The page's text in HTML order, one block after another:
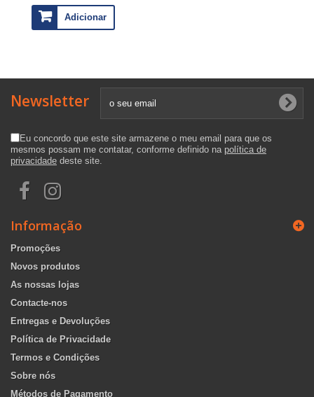
Adicionar
Newsletter
Eu concordo que este site armazene o meu email para que os
mesmos possam me contatar, conforme definido na política de
privacidade deste site.
Informação
Promoções
Novos produtos
As nossas lojas
Contacte-nos
Entregas e Devoluções
Política de Privacidade
Termos e Condições
Sobre nós
Métodos de Pagamento